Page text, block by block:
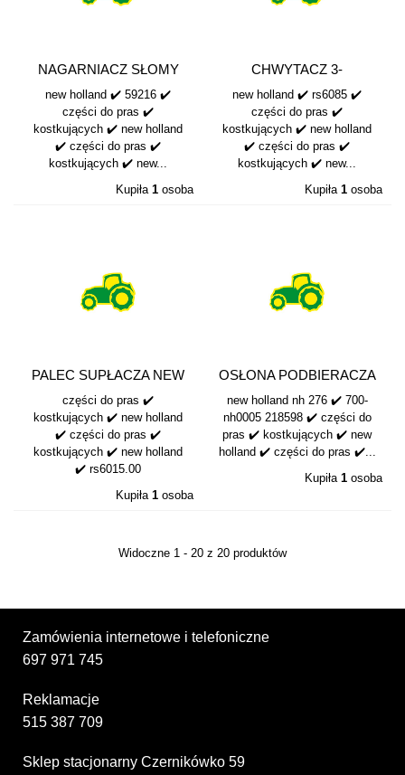
NAGARNIACZ SŁOMY
59216
new holland ✔️ 59216 ✔️
części do pras ✔️
kostkujących ✔️ new holland
✔️ części do pras ✔️
kostkujących ✔️ new...
Kupiła 1 osoba
CHWYTACZ 3-
TALERZOWY NEW
HOLLAND...
new holland ✔️ rs6085 ✔️
części do pras ✔️
kostkujących ✔️ new holland
✔️ części do pras ✔️
kostkujących ✔️ new...
Kupiła 1 osoba
PALEC SUPŁACZA NEW
HOLLAND RS6015
części do pras ✔️
kostkujących ✔️ new holland
✔️ części do pras ✔️
kostkujących ✔️ new holland
✔️ rs6015.00
Kupiła 1 osoba
OSŁONA PODBIERACZA
NH 276 /...
new holland nh 276 ✔️ 700-
nh0005 218598 ✔️ części do
pras ✔️ kostkujących ✔️ new
holland ✔️ części do pras ✔️...
Kupiła 1 osoba
Widoczne 1 - 20 z 20 produktów
Zamówienia internetowe i telefoniczne
697 971 745
Reklamacje
515 387 709
Sklep stacjonarny Czernikówko 59